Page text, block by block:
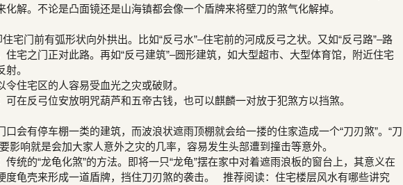
化解。不论是凸面镜还是山海镇都会像一个盾牌来将壁刀的煞气化解掉。
住宅门前有弧形状向外拱出。比如“反弓水”–住宅前的河成反弓之状。又如“反弓路”–路
住宅之门正对此路。再如“反弓建筑”–圆形建筑，如大型超市、大型体育馆，附近住宅
。
令住宅区的人容易受血光之灾或破财。
可在反弓位安放明咒葫芦和五帝古钱，也可以麒麟一对放于犯煞方以挡煞。
口会有停车棚一类的建筑，而波浪状遮雨顶棚就会给一搂的住家造成一个“刀刃煞”。“刀
影响就是会加大家人意外之灾的几率，容易发生头部遭到撞击等意外。
传统的“龙龟化煞”的方法。即将一只“龙龟”摆在家中对着遮雨浪板的窗台上，其意义在
度龟壳来形成一道盾牌，挡住刀刃煞的袭击。 推荐阅读：住宅楼层风水有哪些讲究